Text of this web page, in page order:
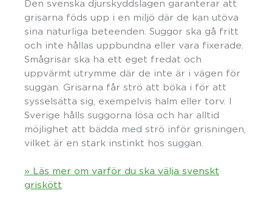
Den svenska djurskyddslagen garanterar att
grisarna föds upp i en miljö där de kan utöva
sina naturliga beteenden. Suggor ska gå fritt
och inte hållas uppbundna eller vara fixerade.
Smågrisar ska ha ett eget fredat och
uppvärmt utrymme där de inte är i vägen för
suggan. Grisarna får strö att böka i för att
sysselsätta sig, exempelvis halm eller torv. I
Sverige hålls suggorna lösa och har alltid
möjlighet att bädda med strö inför grisningen,
vilket är en stark instinkt hos suggan.
» Läs mer om varför du ska välja svenskt
griskött